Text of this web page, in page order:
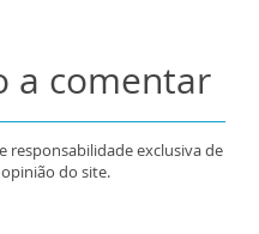
a comentar
responsabilidade exclusiva de
do site.